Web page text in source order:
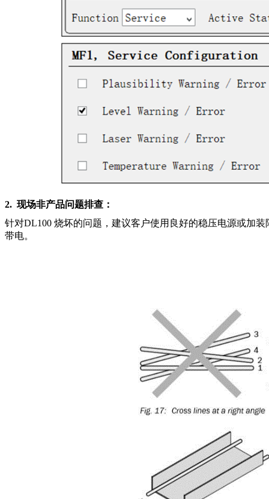
2. 现场非产品问题排查：
针对DL100 烧坏的问题，建议客户使用良好的稳压电源或加
带电。